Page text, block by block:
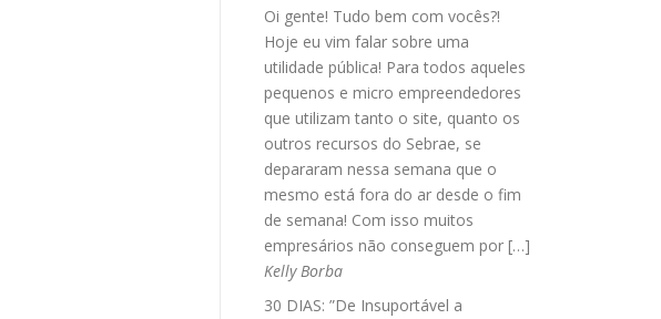
Oi gente! Tudo bem com vocês?!
Hoje eu vim falar sobre uma
utilidade pública! Para todos aqueles
pequenos e micro empreendedores
que utilizam tanto o site, quanto os
outros recursos do Sebrae, se
depararam nessa semana que o
mesmo está fora do ar desde o fim
de semana! Com isso muitos
empresários não conseguem por […]
Kelly Borba
30 DIAS: ”De Insuportável a